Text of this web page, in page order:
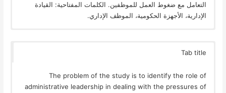
التعامل مع ضغوط العمل للموظفين. الكلمات المفتاحية: القيادة
الإدارية، الأجهزة الحكومية، الموظف الإداري.
Tab title
The problem of the study is to identify the role of
administrative leadership in dealing with the pressures of